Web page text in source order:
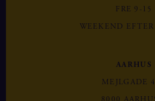
FRE 9-15
WEEKEND
AARHUS
MEJLGADE